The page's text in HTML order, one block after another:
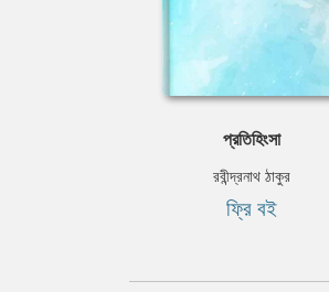
প্রতিহিংসা
রবীন্দ্রনাথ ঠাকুর
ফ্রি বই